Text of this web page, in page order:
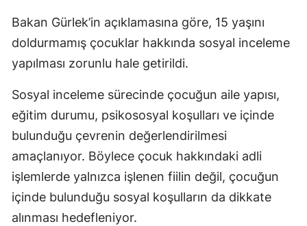
Bakan Gürlek’in açıklamasına göre, 15 yaşını
doldurmamış çocuklar hakkında sosyal inceleme
yapılması zorunlu hale getirildi.
Sosyal inceleme sürecinde çocuğun aile yapısı,
eğitim durumu, psikososyal koşulları ve içinde
bulunduğu çevrenin değerlendirilmesi
amaçlanıyor. Böylece çocuk hakkındaki adli
işlemlerde yalnızca işlenen fiilin değil, çocuğun
içinde bulunduğu sosyal koşulların da dikkate
alınması hedefleniyor.